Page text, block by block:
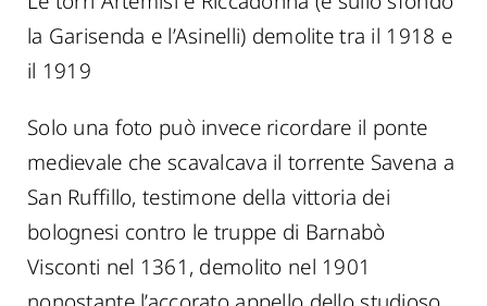
la Garisenda e l’Asinelli) demolite tra il 1918 e
il 1919
Solo una foto può invece ricordare il ponte
medievale che scavalcava il torrente Savena a
San Ruffillo, testimone della vittoria dei
bolognesi contro le truppe di Barnabò
Visconti nel 1361, demolito nel 1901